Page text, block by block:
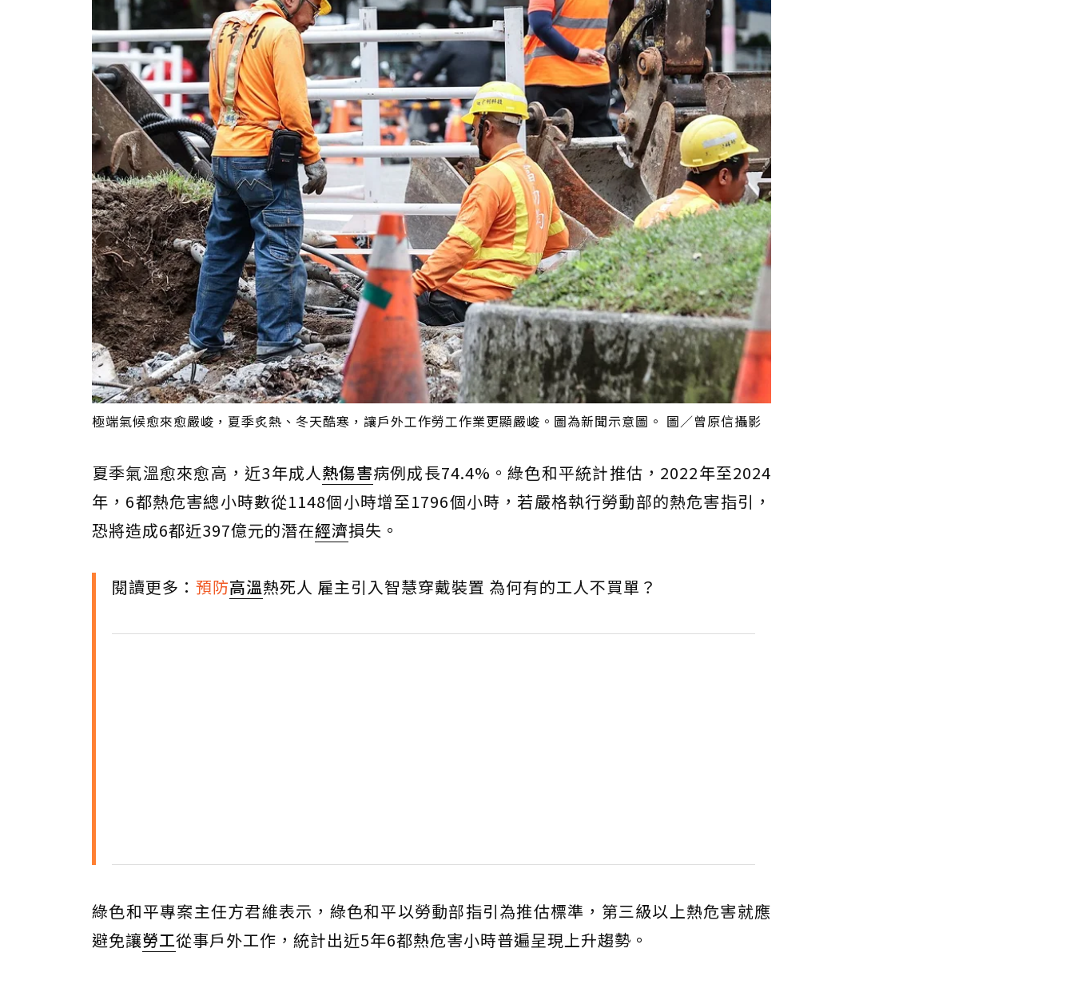
極端氣候愈來愈嚴峻，夏季炙熱、冬天酷寒，讓戶外工作勞工作業更顯嚴峻。圖為新聞示意圖。 圖／曾原信攝影
夏季氣溫愈來愈高，近3年成人熱傷害病例成長74.4%。綠色和平統計推估，2022年至2024
年，6都熱危害總小時數從1148個小時增至1796個小時，若嚴格執行勞動部的熱危害指引，
恐將造成6都近397億元的潛在經濟損失。
閱讀更多： 預防高溫熱死人 雇主引入智慧穿戴裝置 為何有的工人不買單？
綠色和平專案主任方君維表示，綠色和平以勞動部指引為推估標準，第三級以上熱危害就應
避免讓勞工從事戶外工作，統計出近5年6都熱危害小時普遍呈現上升趨勢。